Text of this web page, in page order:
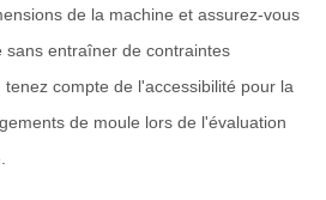
de la machine et assurez-vous
sans entraîner de contraintes
compte de l'accessibilité pour la
de moule lors de l'évaluation